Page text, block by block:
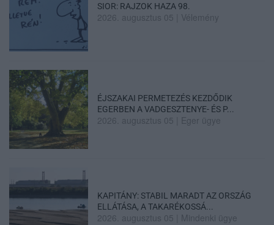
SIOR: RAJZOK HAZA 98.
2026. augusztus 05 Vélemény
ÉJSZAKAI PERMETEZÉS KEZDŐDIK
EGERBEN A VADGESZTENYE- ÉS P...
2026. augusztus 05 Eger ügye
KAPITÁNY: STABIL MARADT AZ ORSZÁG
ELLÁTÁSA, A TAKARÉKOSSÁ...
2026. augusztus 05 Mindenki ügye